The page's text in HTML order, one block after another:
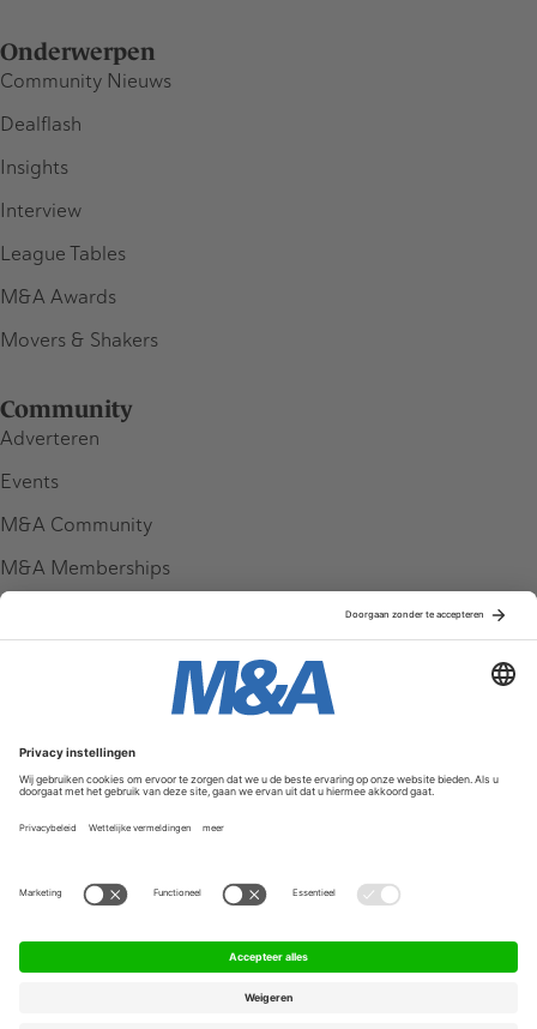
Onderwerpen
Community Nieuws
Dealflash
Insights
Interview
League Tables
M&A Awards
Movers & Shakers
Community
Adverteren
Events
M&A Community
M&A Memberships
Service & Contact
Contact
FAQ
Werken bij ons
Algemene Voorwaarden